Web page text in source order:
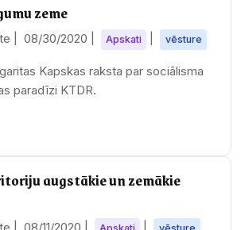
zeme
| 08/30/2020 Apskati vēsture
Kapskas raksta par sociālisma
paradīzi KTDR.
augstākie un zemākie